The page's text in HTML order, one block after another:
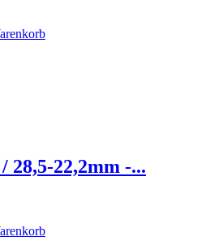
28,5-22,2mm -...